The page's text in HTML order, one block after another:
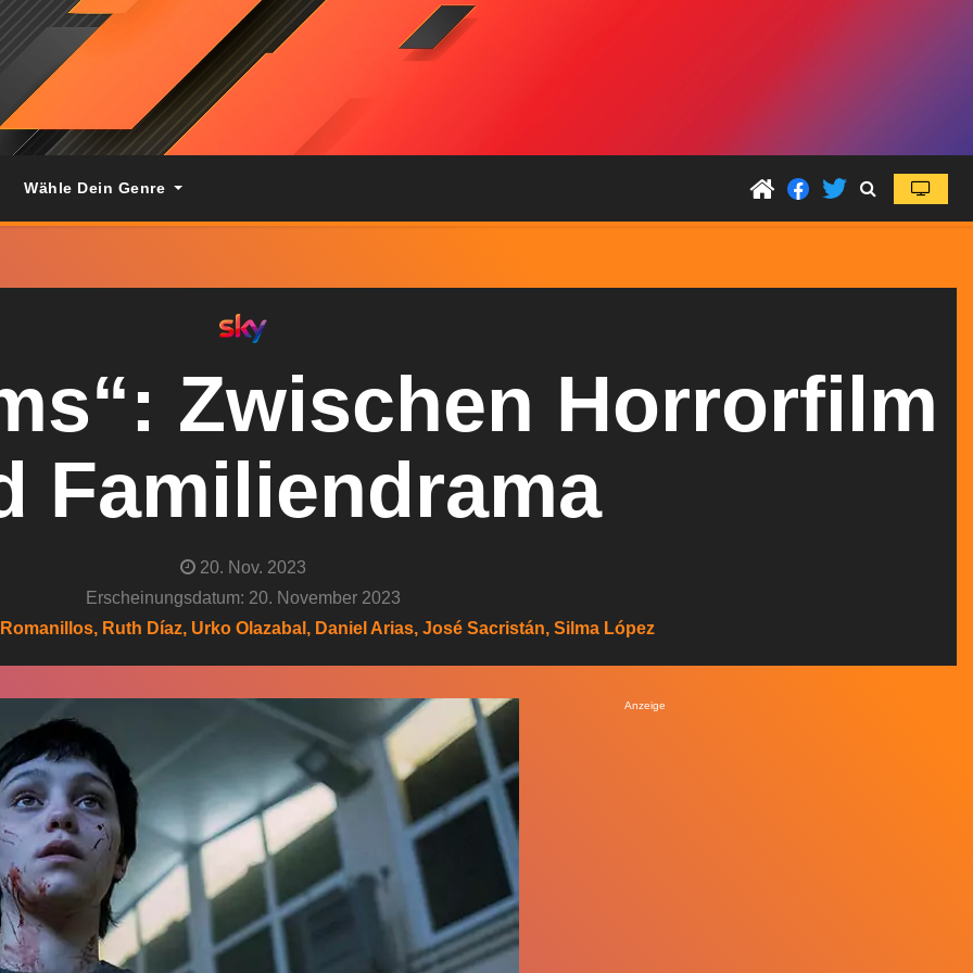
Wähle Dein Genre
Zwischen Horrorfilm
Familiendrama
20. Nov. 2023
Erscheinungsdatum: 20. November 2023
Ruth Díaz, Urko Olazabal, Daniel Arias, José Sacristán, Silma López
Anzeige